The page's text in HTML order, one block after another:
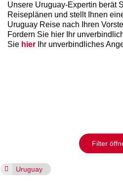
Unsere Uruguay-Expertin berät
Reiseplänen und stellt Ihnen
Uruguay Reise nach Ihren
Fordern Sie hier Ihr
Sie hier Ihr unverbindliches
Filter
Uruguay